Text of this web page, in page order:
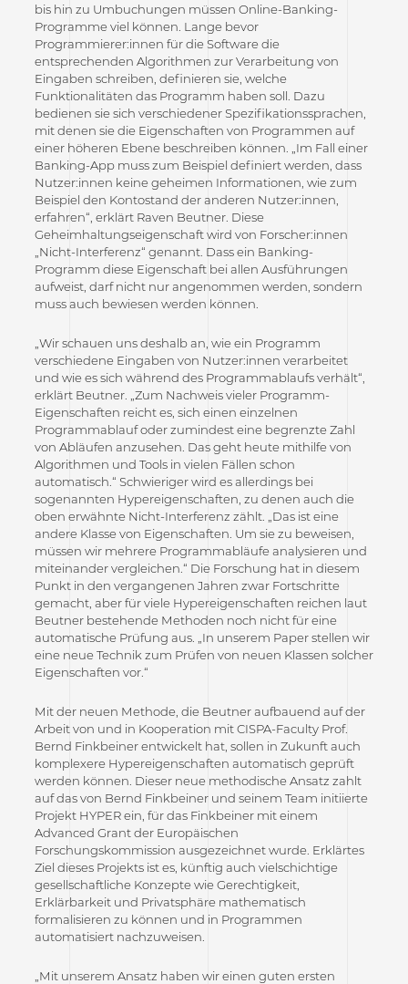
bis hin zu Umbuchungen müssen Online-Banking-
Programme viel können. Lange bevor
Programmierer:innen für die Software die
entsprechenden Algorithmen zur Verarbeitung von
Eingaben schreiben, definieren sie, welche
Funktionalitäten das Programm haben soll. Dazu
bedienen sie sich verschiedener Spezifikationssprachen,
mit denen sie die Eigenschaften von Programmen auf
einer höheren Ebene beschreiben können. „Im Fall einer
Banking-App muss zum Beispiel definiert werden, dass
Nutzer:innen keine geheimen Informationen, wie zum
Beispiel den Kontostand der anderen Nutzer:innen,
erfahren“, erklärt Raven Beutner. Diese
Geheimhaltungseigenschaft wird von Forscher:innen
„Nicht-Interferenz“ genannt. Dass ein Banking-
Programm diese Eigenschaft bei allen Ausführungen
aufweist, darf nicht nur angenommen werden, sondern
muss auch bewiesen werden können.
„Wir schauen uns deshalb an, wie ein Programm
verschiedene Eingaben von Nutzer:innen verarbeitet
und wie es sich während des Programmablaufs verhält“,
erklärt Beutner. „Zum Nachweis vieler Programm-
Eigenschaften reicht es, sich einen einzelnen
Programmablauf oder zumindest eine begrenzte Zahl
von Abläufen anzusehen. Das geht heute mithilfe von
Algorithmen und Tools in vielen Fällen schon
automatisch.“ Schwieriger wird es allerdings bei
sogenannten Hypereigenschaften, zu denen auch die
oben erwähnte Nicht-Interferenz zählt. „Das ist eine
andere Klasse von Eigenschaften. Um sie zu beweisen,
müssen wir mehrere Programmabläufe analysieren und
miteinander vergleichen.“ Die Forschung hat in diesem
Punkt in den vergangenen Jahren zwar Fortschritte
gemacht, aber für viele Hypereigenschaften reichen laut
Beutner bestehende Methoden noch nicht für eine
automatische Prüfung aus. „In unserem Paper stellen wir
eine neue Technik zum Prüfen von neuen Klassen solcher
Eigenschaften vor.“
Mit der neuen Methode, die Beutner aufbauend auf der
Arbeit von und in Kooperation mit CISPA-Faculty Prof.
Bernd Finkbeiner entwickelt hat, sollen in Zukunft auch
komplexere Hypereigenschaften automatisch geprüft
werden können. Dieser neue methodische Ansatz zahlt
auf das von Bernd Finkbeiner und seinem Team initiierte
Projekt HYPER ein, für das Finkbeiner mit einem
Advanced Grant der Europäischen
Forschungskommission ausgezeichnet wurde. Erklärtes
Ziel dieses Projekts ist es, künftig auch vielschichtige
gesellschaftliche Konzepte wie Gerechtigkeit,
Erklärbarkeit und Privatsphäre mathematisch
formalisieren zu können und in Programmen
automatisiert nachzuweisen.
„Mit unserem Ansatz haben wir einen guten ersten